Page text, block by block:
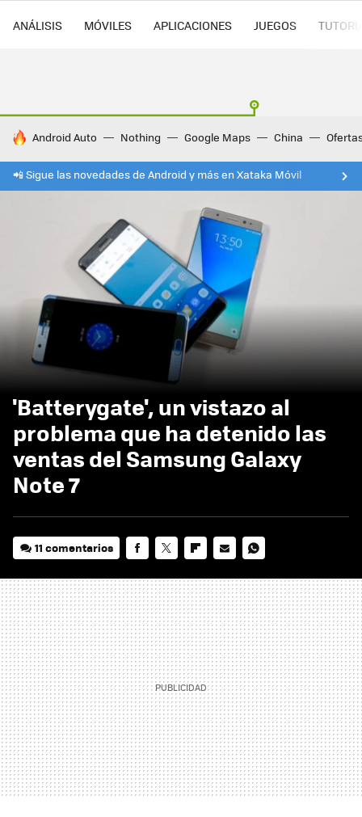
ANÁLISIS MÓVILES APLICACIONES JUEGOS
HOY SE HABLA DE
Android Auto Nothing Google Maps China
📲 Sigue las novedades de Android y más en Xataka Móvil
'Batterygate', un vistazo al
problema que ha detenido las
ventas del Samsung Galaxy
Note 7
11 comentarios
MAIL